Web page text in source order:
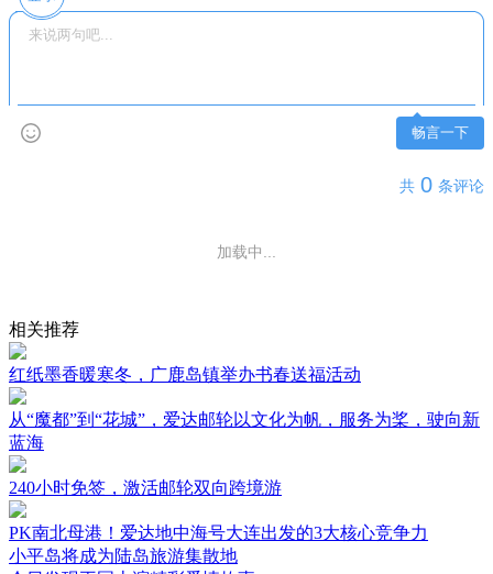
畅言一下
共 0 条评论
加载中...
相关推荐
红纸墨香暖寒冬，广鹿岛镇举办书春送福活动
从“魔都”到“花城”，爱达邮轮以文化为帆，服务为桨，驶向新
蓝海
240小时免签，激活邮轮双向跨境游
PK南北母港！爱达地中海号大连出发的3大核心竞争力
小平岛将成为陆岛旅游集散地